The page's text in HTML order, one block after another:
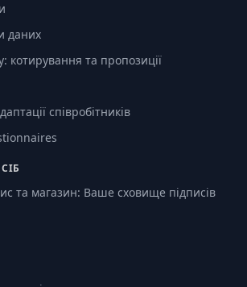
даних
котирування та пропозиції
співробітників
та магазин: Ваше сховище підписів